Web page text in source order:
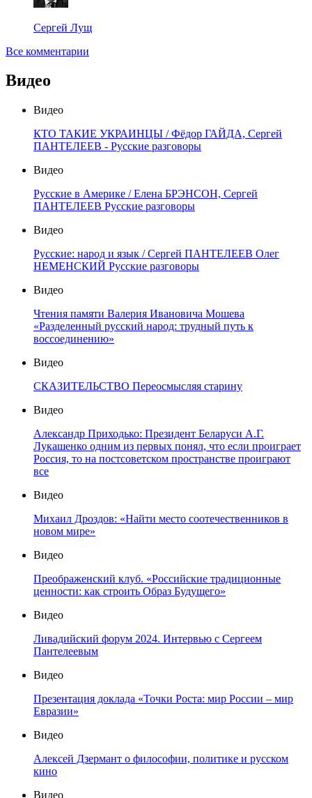
Сергей Лущ
Все комментарии
Видео
Видео
КТО ТАКИЕ УКРАИНЦЫ / Фёдор ГАЙДА, Сергей
ПАНТЕЛЕЕВ - Русские разговоры
Видео
Русские в Америке / Елена БРЭНСОН, Сергей
ПАНТЕЛЕЕВ Русские разговоры
Видео
Русские: народ и язык / Сергей ПАНТЕЛЕЕВ Олег
НЕМЕНСКИЙ Русские разговоры
Видео
Чтения памяти Валерия Ивановича Мошева
«Разделенный русский народ: трудный путь к
воссоединению»
Видео
СКАЗИТЕЛЬСТВО Переосмысляя старину
Видео
Александр Приходько: Президент Беларуси А.Г.
Лукашенко одним из первых понял, что если проиграет
Россия, то на постсоветском пространстве проиграют
все
Видео
Михаил Дроздов: «Найти место соотечественников в
новом мире»
Видео
Преображенский клуб. «Российские традиционные
ценности: как строить Образ Будущего»
Видео
Ливадийский форум 2024. Интервью с Сергеем
Пантелеевым
Видео
Презентация доклада «Точки Роста: мир России – мир
Евразии»
Видео
Алексей Дзермант о философии, политике и русском
кино
Видео